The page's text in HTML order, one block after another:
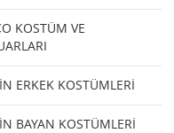
KOSTÜM VE
ERKEK KOSTÜMLERİ
BAYAN KOSTÜMLERİ
ÜRÜNLERİ
EGZOZ DÜDÜĞÜ